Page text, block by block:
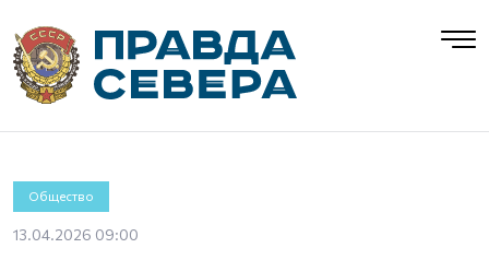
Общество
13.04.2026 09:00